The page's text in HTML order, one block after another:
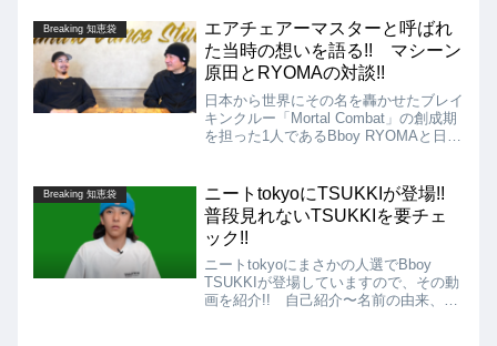
の態度や姿勢へのこだわり、Dリーグの
こと、Bboyとして得た人生の知恵など
様々な質問を投げかけています!!
Breaking 知恵袋
エアチェアーマスターと呼ばれ
た当時の想いを語る!! マシーン
原田とRYOMAの対談!!
日本から世界にその名を轟かせたブレイ
キンクルー「Mortal Combat」の創成期
を担った1人であるBboy RYOMAと日本
ンスを始めたきっかけや、エアチェアー
マスターと呼ばれた当時の想いについて
など語ってくれています!!
Breaking 知恵袋
ニートtokyoにTSUKKIが登場!!
普段見れないTSUKKIを要チェ
ック!!
ニートtokyoにまさかの人選でBboy
TSUKKIが登場していますので、その動
画を紹介!! 自己紹介〜名前の由来、パ